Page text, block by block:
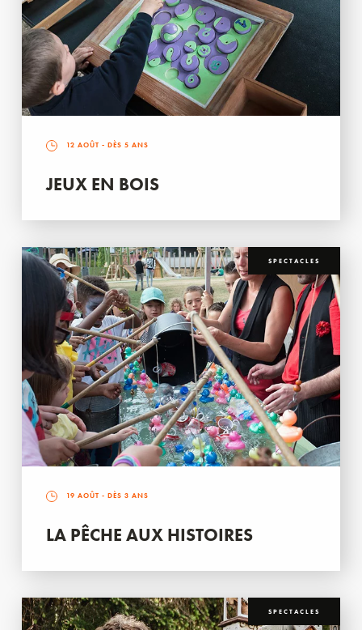
12 AOÛT - DÈS 5 ANS
JEUX EN BOIS
SPECTACLES
19 AOÛT - DÈS 3 ANS
LA PÊCHE AUX HISTOIRES
SPECTACLES